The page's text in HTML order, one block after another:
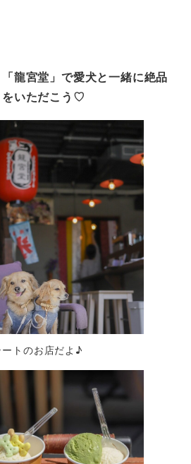
「龍宮堂」で愛犬と一緒に絶品
をいただこう♡
ートのお店だよ♪